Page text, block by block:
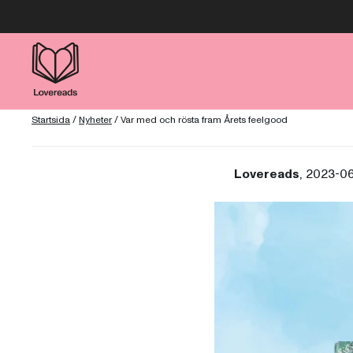
Startsida/Nyheter/Var med och rösta fram Årets feelgood
Lovereads, 2023-